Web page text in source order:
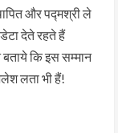
और पद्मश्री ले
देते रहते हैं
कि इस सम्मान
लता भी हैं!